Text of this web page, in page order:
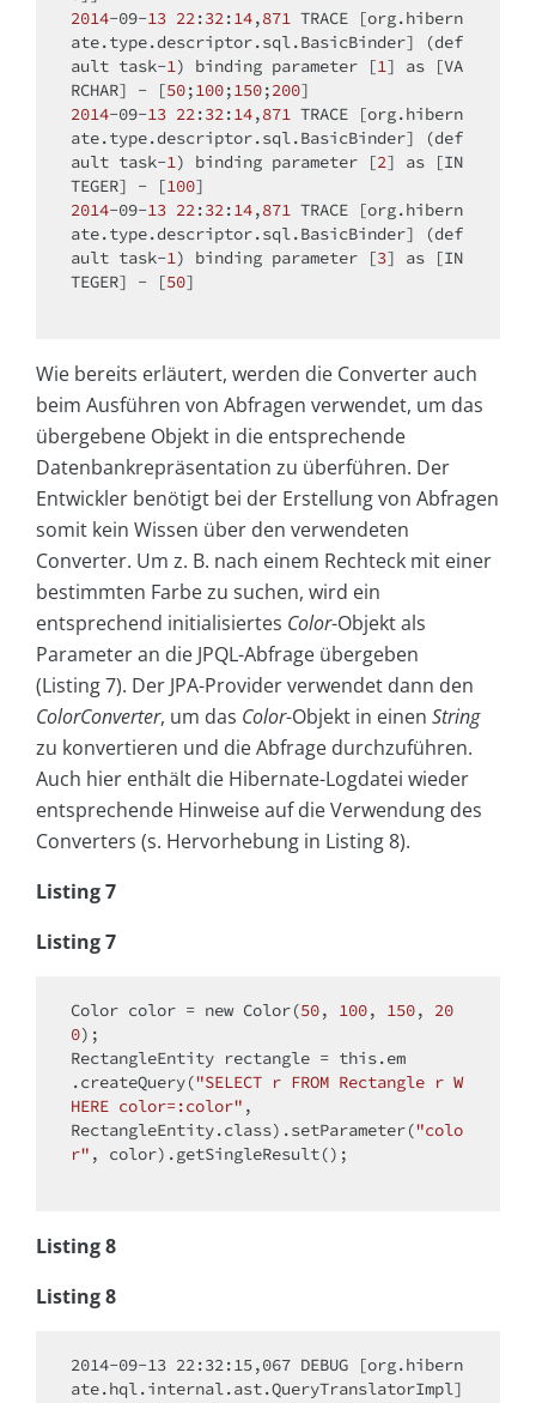
2014-09-13 22:32:14,871 TRACE [org.hibern
ate.type.descriptor.sql.BasicBinder] (def
ault task-1) binding parameter [1] as [VA
RCHAR] - [50;100;150;200
2014-09-13 22:32:14,871 TRACE [org.hibern
ate.type.descriptor.sql.BasicBinder] (def
ault task-1) binding parameter [2] as [IN
TEGER] - [100
2014-09-13 22:32:14,871 TRACE [org.hibern
ate.type.descriptor.sql.BasicBinder] (def
ault task-1) binding parameter [3] as [IN
TEGER] - [50]
Wie bereits erläutert, werden die Converter auch
beim Ausführen von Abfragen verwendet, um das
übergebene Objekt in die entsprechende
Datenbankrepräsentation zu überführen. Der
Entwickler benötigt bei der Erstellung von Abfragen
somit kein Wissen über den verwendeten
Converter. Um z. B. nach einem Rechteck mit einer
bestimmten Farbe zu suchen, wird ein
entsprechend initialisiertes Color-Objekt als
Parameter an die JPQL-Abfrage übergeben
(Listing 7). Der JPA-Provider verwendet dann den
ColorConverter, um das Color-Objekt in einen String
zu konvertieren und die Abfrage durchzuführen.
Auch hier enthält die Hibernate-Logdatei wieder
entsprechende Hinweise auf die Verwendung des
Converters (s. Hervorhebung in Listing 8).
Listing 7
Listing 7
Color color = new Color(50, 100, 150, 20
0);
RectangleEntity rectangle = this.em
.createQuery("SELECT r FROM Rectangle r W
HERE color=:color" ,
RectangleEntity.class).setParameter("colo
r" , color).getSingleResult();
Listing 8
Listing 8
2014-09-13 22:32:15,067 DEBUG [org.hibern
ate.hql.internal.ast.QueryTranslatorImpl]